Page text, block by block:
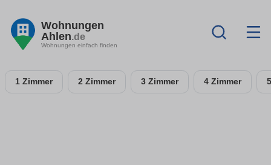
Wohnungen
Ahlen.de
Wohnungen einfach finden
1 Zimmer 2 Zimmer 3 Zimmer 4 Zimmer